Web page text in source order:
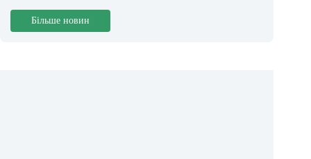
Більше новин